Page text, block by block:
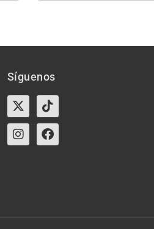
Síguenos
X-
twitter
Tiktok
InstagramFacebook